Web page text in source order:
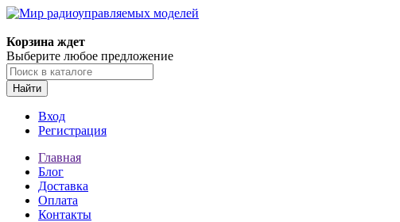
Корзина ждет
Выберите любое предложение
Найти
Вход
Регистрация
Главная
Блог
Доставка
Оплата
Контакты